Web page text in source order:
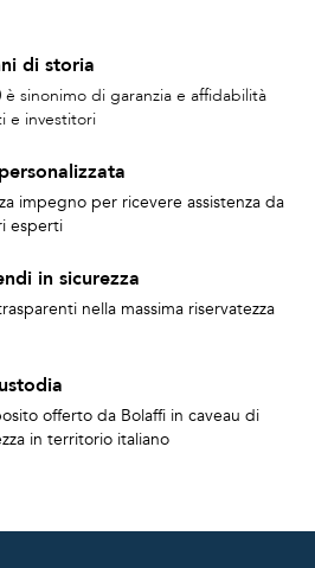
di storia
è sinonimo di garanzia e affidabilità
e investitori
impegno per ricevere assistenza da
esperti
in sicurezza
nella massima riservatezza
offerto da Bolaffi in caveau di
in territorio italiano